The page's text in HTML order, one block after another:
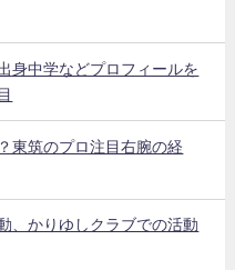
身中学などプロフィールを
東筑のプロ注目右腕の経
、かりゆしクラブでの活動